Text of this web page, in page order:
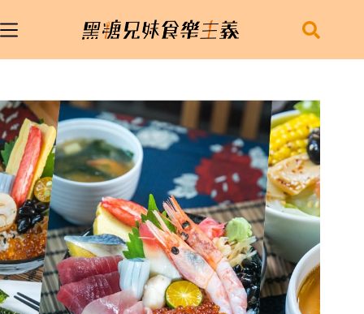
至
容